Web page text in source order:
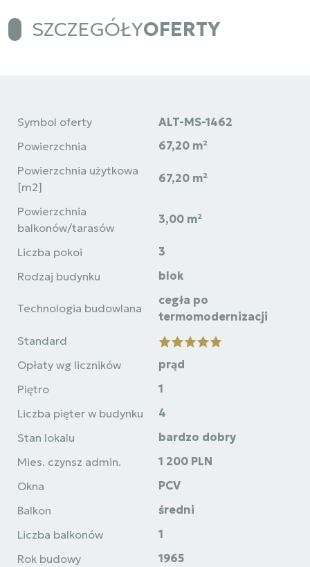
SZCZEGÓŁYOFERTY
Symbol oferty
ALT-MS-1462
Powierzchnia
67,20 m²
Powierzchnia użytkowa
[m2]
67,20 m²
Powierzchnia
balkonów/tarasów
3,00 m²
Liczba pokoi
3
Rodzaj budynku
blok
Technologia budowlana
cegła po
termomodernizacji
Standard
Opłaty wg liczników
prąd
Piętro
1
Liczba pięter w budynku
4
Stan lokalu
bardzo dobry
Mies. czynsz admin.
1 200 PLN
Okna
PCV
Balkon
średni
Liczba balkonów
1
Rok budowy
1965